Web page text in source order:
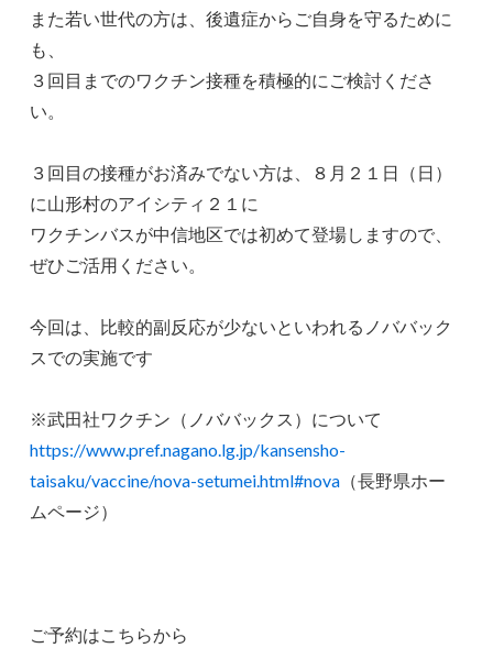
また若い世代の方は、後遺症からご自身を守るために
も、
３回目までのワクチン接種を積極的にご検討くださ
い。
３回目の接種がお済みでない方は、８月２１日（日）
に山形村のアイシティ２１に
ワクチンバスが中信地区では初めて登場しますので、
ぜひご活用ください。
今回は、比較的副反応が少ないといわれるノババック
スでの実施です
※武田社ワクチン（ノババックス）について
https://www.pref.nagano.lg.jp/kansensho-
taisaku/vaccine/nova-setumei.html#nova （長野県ホー
ムページ）
ご予約はこちらから